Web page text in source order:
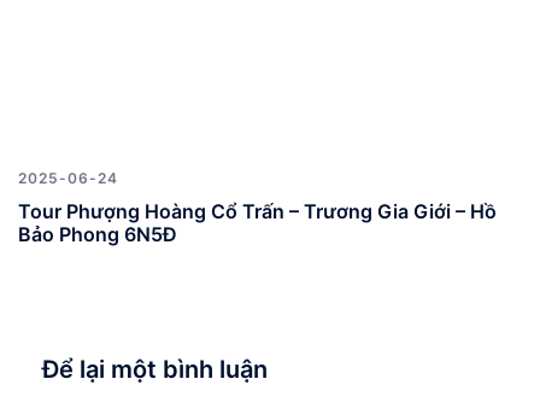
2025-06-24
Tour Phượng Hoàng Cổ Trấn – Trương Gia Giới – Hồ
Bảo Phong 6N5Đ
Để lại một bình luận